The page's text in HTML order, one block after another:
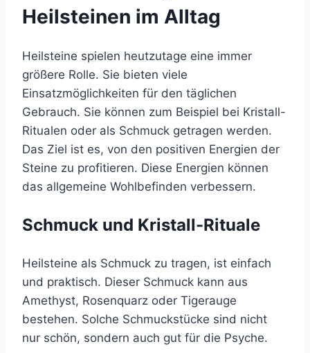
Heilsteinen im Alltag
Heilsteine spielen heutzutage eine immer
größere Rolle. Sie bieten viele
Einsatzmöglichkeiten für den täglichen
Gebrauch. Sie können zum Beispiel bei Kristall-
Ritualen oder als Schmuck getragen werden.
Das Ziel ist es, von den positiven Energien der
Steine zu profitieren. Diese Energien können
das allgemeine Wohlbefinden verbessern.
Schmuck und Kristall-Rituale
Heilsteine als Schmuck zu tragen, ist einfach
und praktisch. Dieser Schmuck kann aus
Amethyst, Rosenquarz oder Tigerauge
bestehen. Solche Schmuckstücke sind nicht
nur schön, sondern auch gut für die Psyche.